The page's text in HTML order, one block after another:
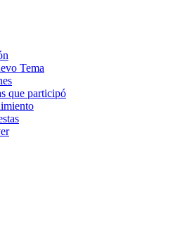
Tema
que participó